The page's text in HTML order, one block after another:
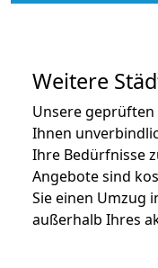
Weitere
Unsere
Ihnen
Ihre Bedürfnisse
Angebote sind
Sie einen Umzug
außerhalb Ihres